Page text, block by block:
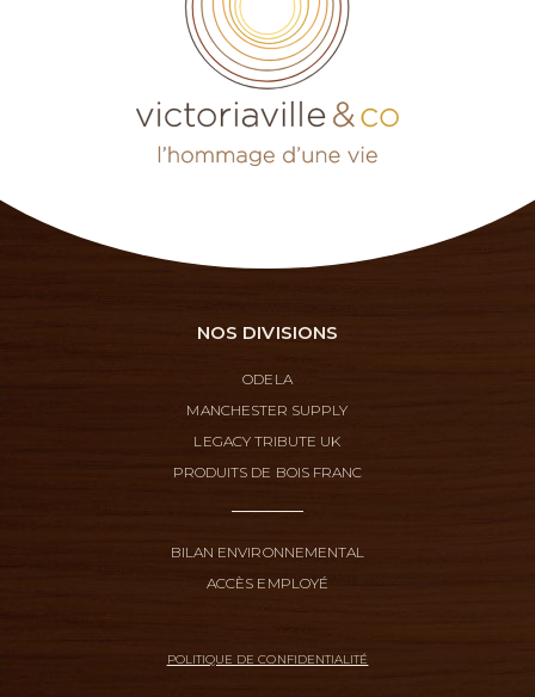
NOS DIVISIONS
ODELA
MANCHESTER SUPPLY
LEGACY TRIBUTE UK
PRODUITS DE BOIS FRANC
BILAN ENVIRONNEMENTAL
ACCÈS EMPLOYÉ
POLITIQUE DE CONFIDENTIALITÉ